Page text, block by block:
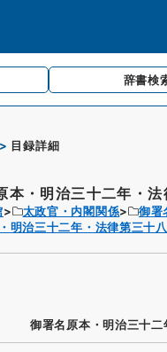
辞書検
目録詳細
本・明治三十二年・
太政官・内閣関係 御署
明治三十二年・法律第三十
御署名原本・明治三十